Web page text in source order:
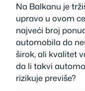
Na Balkanu je
upravo u ovom
najveći broj
automobila do
širok, ali kvalitet
da li takvi
rizikuje previše?